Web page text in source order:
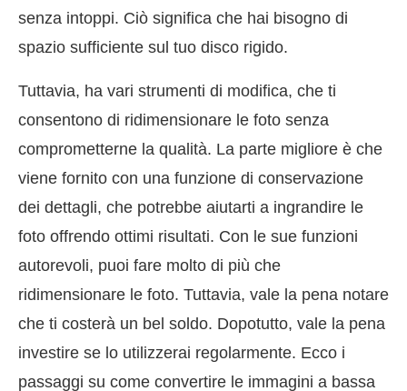
senza intoppi. Ciò significa che hai bisogno di
spazio sufficiente sul tuo disco rigido.
Tuttavia, ha vari strumenti di modifica, che ti
consentono di ridimensionare le foto senza
comprometterne la qualità. La parte migliore è che
viene fornito con una funzione di conservazione
dei dettagli, che potrebbe aiutarti a ingrandire le
foto offrendo ottimi risultati. Con le sue funzioni
autorevoli, puoi fare molto di più che
ridimensionare le foto. Tuttavia, vale la pena notare
che ti costerà un bel soldo. Dopotutto, vale la pena
investire se lo utilizzerai regolarmente. Ecco i
passaggi su come convertire le immagini a bassa